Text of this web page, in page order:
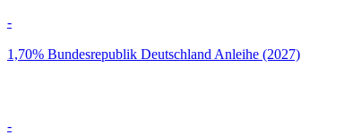
-
1,70% Bundesrepublik Deutschland Anleihe (2027)
-